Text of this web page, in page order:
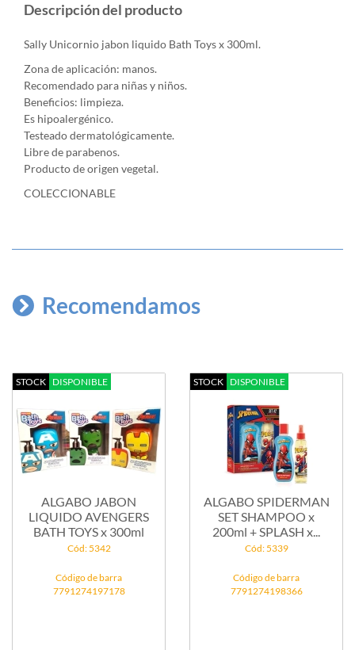
Descripción del producto
Sally Unicornio jabon liquido Bath Toys x 300ml.
Zona de aplicación: manos.
Recomendado para niñas y niños.
Beneficios: limpieza.
Es hipoalergénico.
Testeado dermatológicamente.
Libre de parabenos.
Producto de origen vegetal.
COLECCIONABLE
Recomendamos
STOCK DISPONIBLE
ALGABO JABON
LIQUIDO AVENGERS
BATH TOYS x 300ml
Cód: 5342
Código de barra
7791274197178
STOCK DISPONIBLE
ALGABO SPIDERMAN
SET SHAMPOO x
200ml + SPLASH x...
Cód: 5339
Código de barra
7791274198366